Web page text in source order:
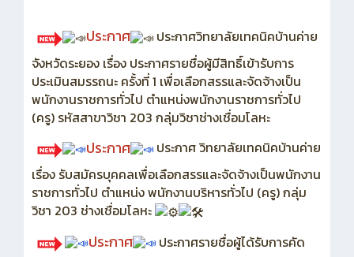
ประกาศ
ประกาศวิทยาลัยเทคนิคบ้านค่าย
จังหวัดระยอง เรื่อง ประกาศรายชื่อผู้มีสิทธิ์เข้ารับการ
ประเมินสมรรถนะ ครั้งที่ 1 เพื่อเลือกสรรและจัดจ้างเป็น
พนักงานราชการทั่วไป ตำแหน่งพนักงานราชการทั่วไป
(ครู) รหัสสาขาวิชา 203 กลุ่มวิชาช่างเชื่อมโลหะ
ประกาศ
ประกาศ วิทยาลัยเทคนิคบ้านค่าย
เรื่อง รับสมัครบุคคลเพื่อเลือกสรรและจัดจ้างเป็นพนักงาน
ราชการทั่วไป ตำแหน่ง พนักงานบริหารทั่วไป (ครู) กลุ่ม
วิชา 203 ช่างเชื่อมโลหะ
ประกาศ
ประกาศรายชื่อผู้ได้รับการคัด